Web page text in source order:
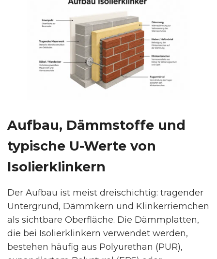
Aufbau, Dämmstoffe und
typische U-Werte von
Isolierklinkern
Der Aufbau ist meist dreischichtig: tragender
Untergrund, Dämmkern und Klinkerriemchen
als sichtbare Oberfläche. Die Dämmplatten,
die bei Isolierklinkern verwendet werden,
bestehen häufig aus Polyurethan (PUR),